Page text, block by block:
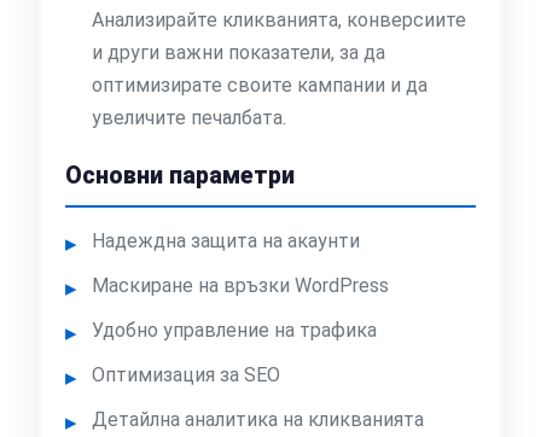
Анализирайте кликванията, конверсиите
и други важни показатели, за да
оптимизирате своите кампании и да
увеличите печалбата.
Основни параметри
Надеждна защита на акаунти
Маскиране на връзки WordPress
Удобно управление на трафика
Оптимизация за SEO
Детайлна аналитика на кликванията